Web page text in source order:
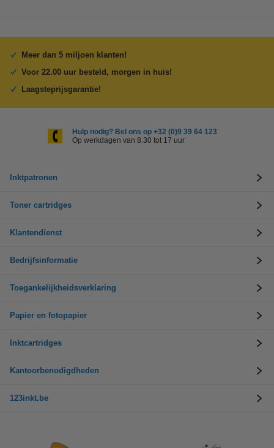
Meer dan 5 miljoen klanten!
Voor 22.00 uur besteld, morgen in huis!
Laagsteprijsgarantie!
Hulp nodig? Bel ons op +32 (0)9 39 64 123
Op werkdagen van 8.30 tot 17 uur
Inktpatronen
Toner cartridges
Klantendienst
Bedrijfsinformatie
Toegankelijkheidsverklaring
Papier en fotopapier
Inktcartridges
Kantoorbenodigdheden
123inkt.be